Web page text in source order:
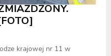
krajowej nr 11 w